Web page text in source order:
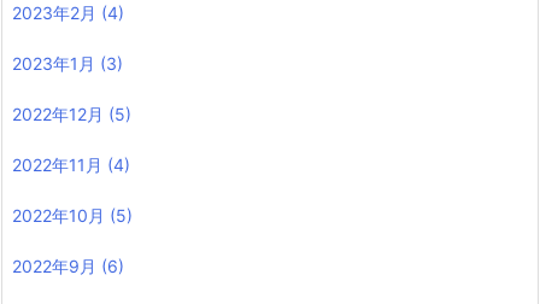
2023年2月 (4)
2023年1月 (3)
2022年12月 (5)
2022年11月 (4)
2022年10月 (5)
2022年9月 (6)